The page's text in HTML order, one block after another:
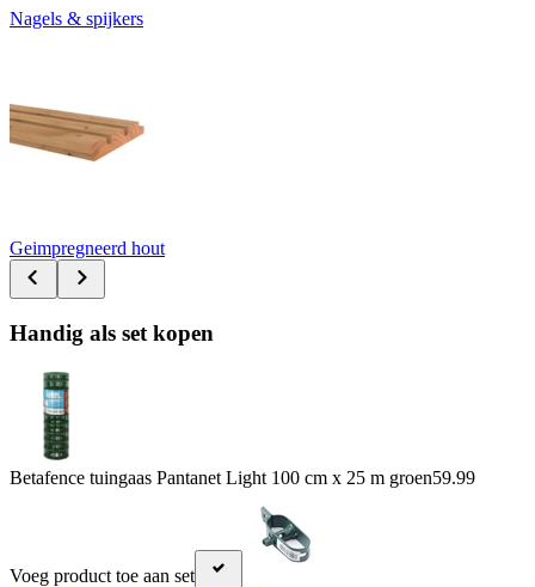
Nagels & spijkers
Geimpregneerd hout
Handig als set kopen
Betafence tuingaas Pantanet Light 100 cm x 25 m groen59.99
Voeg product toe aan set